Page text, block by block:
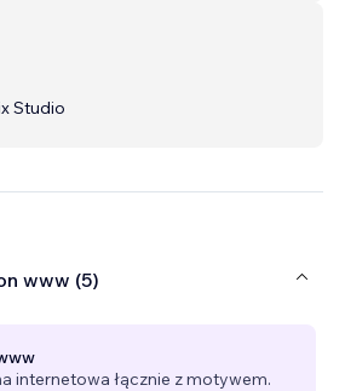
Studio
www (5)
internetowa łącznie z motywem.